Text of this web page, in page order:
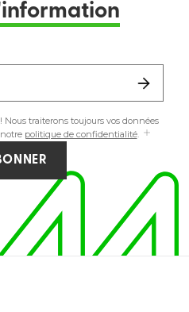
Nous traiterons toujours vos données
politique de confidentialité.